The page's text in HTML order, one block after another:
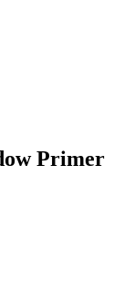
Primer